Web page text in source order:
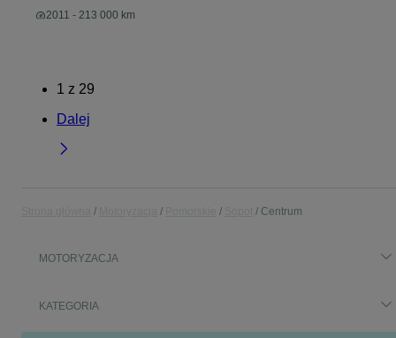
2011 - 213 000 km
1 z 29
Dalej
Centrum
MOTORYZACJA
KATEGORIA